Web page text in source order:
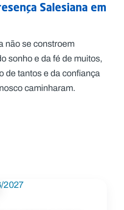
Salesiana em
não se constroem
sonho e da fé de muitos,
de tantos e da confiança
caminharam.